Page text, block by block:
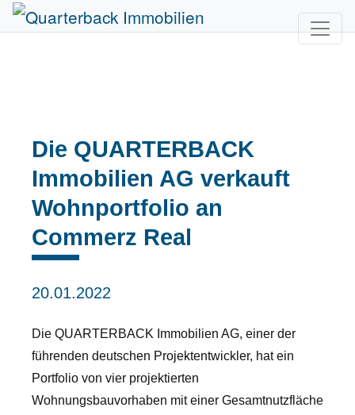
Die QUARTERBACK
Immobilien AG verkauft
Wohnportfolio an
Commerz Real
20.01.2022
Die QUARTERBACK Immobilien AG, einer der
führenden deutschen Projektentwickler, hat ein
Portfolio von vier projektierten
Wohnungsbauvorhaben mit einer Gesamtnutzfläche